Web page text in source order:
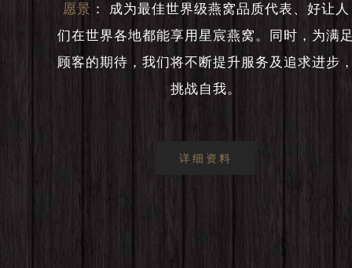
愿景 ：
成为最佳世界级燕窝品质代表、好让人
们在世界各地都能享用星宸燕窝。同时，为满
顾客的期待，我们将不断提升服务及追求进步
挑战自我。
详细资料